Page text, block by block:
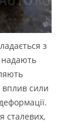
з
надають
сили
сталевих,